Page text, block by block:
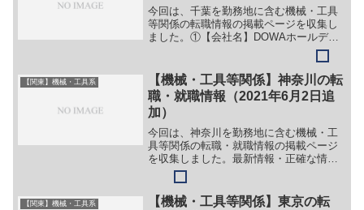
今回は、千葉を勤務地に含む機械・工具
等関係の転職情報の掲載ページを収集し
ました。①【会社名】DOWAホールディ
ングス株式会社【職務】（１）リサイク
ル設備の保全全般（機械/設備設計）
（２）リサイクル設備の保全全般（電気/
制御設計）【勤務地】千...
【関東】機械・工具系
【機械・工具等関係】神奈川の転
職・就職情報（2021年6月2日追
加）
今回は、神奈川を勤務地に含む機械・工
具等関係の転職・就職情報の掲載ページ
を収集しました。最新情報・正確な情報
は企業サイトでご確認ください。①【会
社名】AGC株式会社【職務】（１）別企
業のサイトに情報が掲載されているた
【関東】機械・工具系
【機械・工具等関係】東京の転